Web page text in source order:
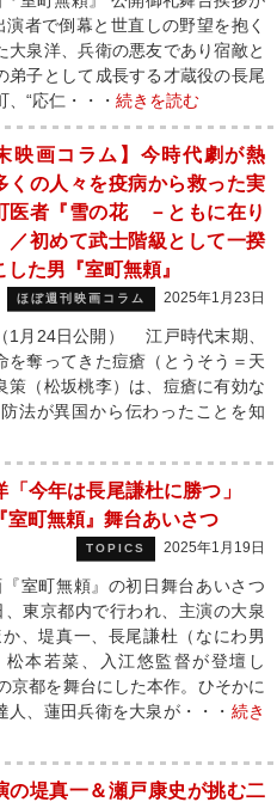
者で倒幕と世直しの野望を抱く
泉洋、兵衛の悪友であり宿敵と
弟子として成長する才蔵役の長尾
“応仁・・・ 続きを読む
映画コラム】今時代劇が熱
の人々を疫病から救った実
医者『雪の花 －ともに在り
／初めて武士階級として一揆
した男『室町無頼』
ほぼ週刊映画コラム 2025年1月23日
1月24日公開） 江戸時代末期、
奪ってきた痘瘡（とうそう＝天
（松坂桃李）は、痘瘡に有効な
法が異国から伝わったことを知
「今年は長尾謙杜に勝つ」
室町無頼』舞台あいさつ
TOPICS 2025年1月19日
室町無頼』の初日舞台あいさつ
、東京都内で行われ、主演の大泉
、堤真一、長尾謙杜（なにわ男
松本若菜、入江悠監督が登壇し
都を舞台にした本作。ひそかに
、蓮田兵衛を大泉が・・・ 続き
の堤真一＆瀬戸康史が挑む二